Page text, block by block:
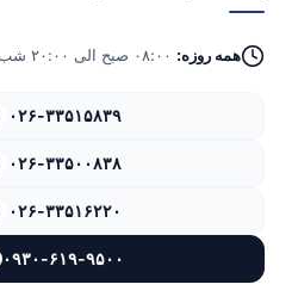
همه روزه:
۰۲۶-۳۳۵۱۵۸۳۹
۰۲۶-۳۳۵۰۰۸۳۸
۰۲۶-۳۳۵۱۶۲۲۰
۰۹۳۰-۶۱۹-۹۵۰۰